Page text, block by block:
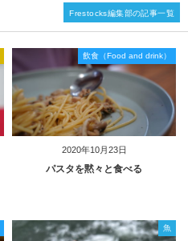
2020年10月23日
飲食（Food and drink）
パスタを黙々と食べる
魚
Frestocks編集部の記事一覧